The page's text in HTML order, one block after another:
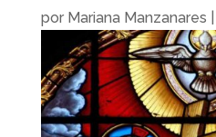
por Mariana Manzanares